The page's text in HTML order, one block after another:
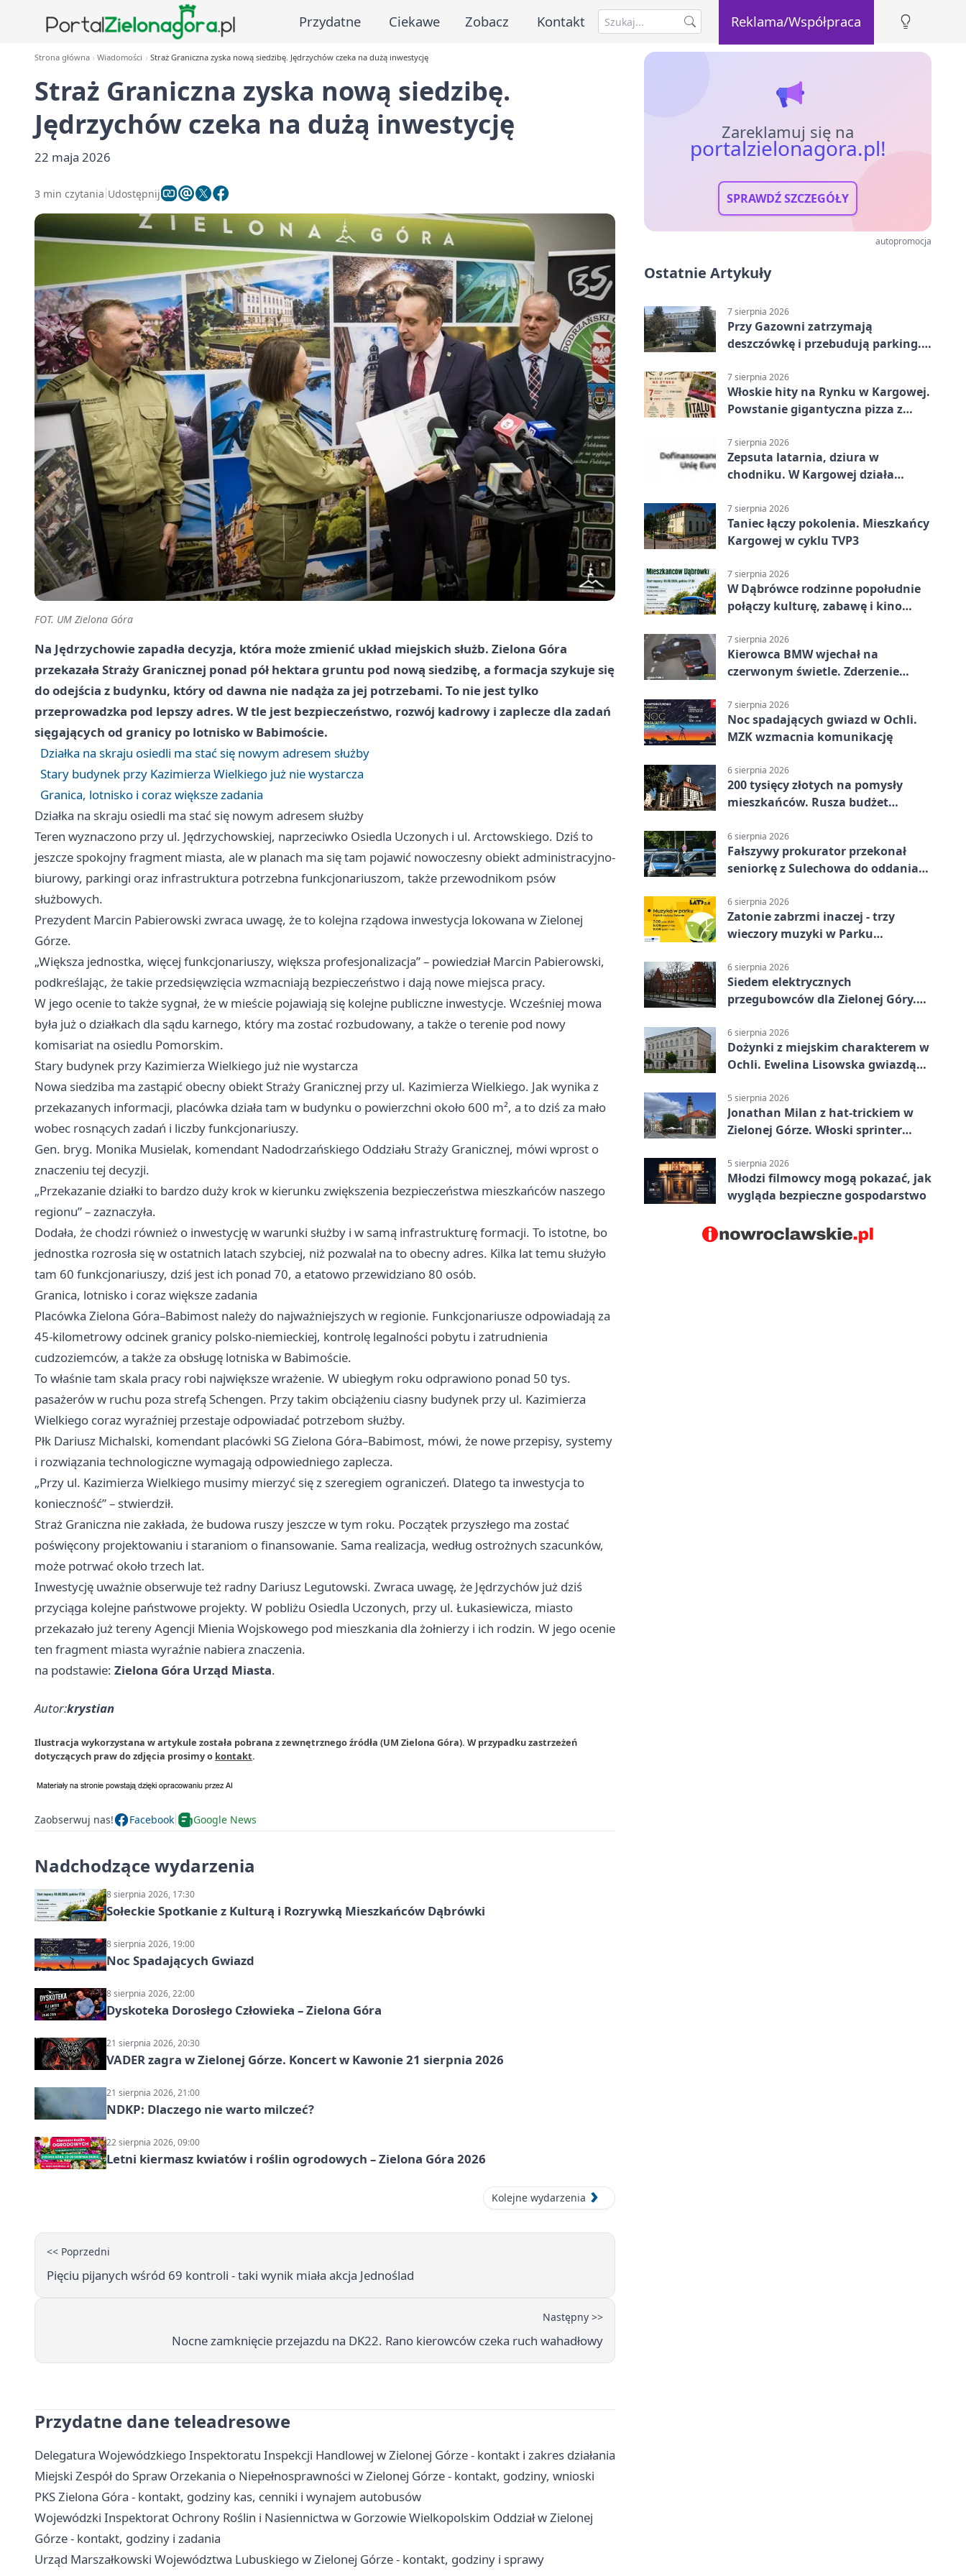
Przydatne Ciekawe Zobacz Kontakt Reklama/Współpraca
Strona główna Wiadomości Straż Graniczna zyska nową siedzibę. Jędrzychów czeka na dużą inwestycję
Straż Graniczna zyska nową siedzibę.
Jędrzychów czeka na dużą inwestycję
22 maja 2026
3 min czytania Udostępnij
FOT. UM Zielona Góra
Na Jędrzychowie zapadła decyzja, która może zmienić układ miejskich służb. Zielona Góra
przekazała Straży Granicznej ponad pół hektara gruntu pod nową siedzibę, a formacja szykuje się
do odejścia z budynku, który od dawna nie nadąża za jej potrzebami. To nie jest tylko
przeprowadzka pod lepszy adres. W tle jest bezpieczeństwo, rozwój kadrowy i zaplecze dla zadań
sięgających od granicy po lotnisko w Babimoście.
Działka na skraju osiedli ma stać się nowym adresem służby
Stary budynek przy Kazimierza Wielkiego już nie wystarcza
Granica, lotnisko i coraz większe zadania
Działka na skraju osiedli ma stać się nowym adresem służby
Teren wyznaczono przy ul. Jędrzychowskiej, naprzeciwko Osiedla Uczonych i ul. Arctowskiego. Dziś to
jeszcze spokojny fragment miasta, ale w planach ma się tam pojawić nowoczesny obiekt administracyjno-
biurowy, parkingi oraz infrastruktura potrzebna funkcjonariuszom, także przewodnikom psów
służbowych.
Prezydent Marcin Pabierowski zwraca uwagę, że to kolejna rządowa inwestycja lokowana w Zielonej
Górze.
„Większa jednostka, więcej funkcjonariuszy, większa profesjonalizacja” – powiedział Marcin Pabierowski,
podkreślając, że takie przedsięwzięcia wzmacniają bezpieczeństwo i dają nowe miejsca pracy.
W jego ocenie to także sygnał, że w mieście pojawiają się kolejne publiczne inwestycje. Wcześniej mowa
była już o działkach dla sądu karnego, który ma zostać rozbudowany, a także o terenie pod nowy
komisariat na osiedlu Pomorskim.
Stary budynek przy Kazimierza Wielkiego już nie wystarcza
Nowa siedziba ma zastąpić obecny obiekt Straży Granicznej przy ul. Kazimierza Wielkiego. Jak wynika z
przekazanych informacji, placówka działa tam w budynku o powierzchni około 600 m², a to dziś za mało
wobec rosnących zadań i liczby funkcjonariuszy.
Gen. bryg. Monika Musielak, komendant Nadodrzańskiego Oddziału Straży Granicznej, mówi wprost o
znaczeniu tej decyzji.
„Przekazanie działki to bardzo duży krok w kierunku zwiększenia bezpieczeństwa mieszkańców naszego
regionu” – zaznaczyła.
Dodała, że chodzi również o inwestycję w warunki służby i w samą infrastrukturę formacji. To istotne, bo
jednostka rozrosła się w ostatnich latach szybciej, niż pozwalał na to obecny adres. Kilka lat temu służyło
tam 60 funkcjonariuszy, dziś jest ich ponad 70, a etatowo przewidziano 80 osób.
Granica, lotnisko i coraz większe zadania
Placówka Zielona Góra–Babimost należy do najważniejszych w regionie. Funkcjonariusze odpowiadają za
45-kilometrowy odcinek granicy polsko-niemieckiej, kontrolę legalności pobytu i zatrudnienia
cudzoziemców, a także za obsługę lotniska w Babimoście.
To właśnie tam skala pracy robi największe wrażenie. W ubiegłym roku odprawiono ponad 50 tys.
pasażerów w ruchu poza strefą Schengen. Przy takim obciążeniu ciasny budynek przy ul. Kazimierza
Wielkiego coraz wyraźniej przestaje odpowiadać potrzebom służby.
Płk Dariusz Michalski, komendant placówki SG Zielona Góra–Babimost, mówi, że nowe przepisy, systemy
i rozwiązania technologiczne wymagają odpowiedniego zaplecza.
„Przy ul. Kazimierza Wielkiego musimy mierzyć się z szeregiem ograniczeń. Dlatego ta inwestycja to
konieczność” – stwierdził.
Straż Graniczna nie zakłada, że budowa ruszy jeszcze w tym roku. Początek przyszłego ma zostać
poświęcony projektowaniu i staraniom o finansowanie. Sama realizacja, według ostrożnych szacunków,
może potrwać około trzech lat.
Inwestycję uważnie obserwuje też radny Dariusz Legutowski. Zwraca uwagę, że Jędrzychów już dziś
przyciąga kolejne państwowe projekty. W pobliżu Osiedla Uczonych, przy ul. Łukasiewicza, miasto
przekazało już tereny Agencji Mienia Wojskowego pod mieszkania dla żołnierzy i ich rodzin. W jego ocenie
ten fragment miasta wyraźnie nabiera znaczenia.
na podstawie: Zielona Góra Urząd Miasta.
Autor:krystian
Ilustracja wykorzystana w artykule została pobrana z zewnętrznego źródła (UM Zielona Góra). W przypadku zastrzeżeń
dotyczących praw do zdjęcia prosimy o kontakt.
Zaobserwuj nas! Facebook Google News
Nadchodzące wydarzenia
8 sierpnia 2026, 17:30
Sołeckie Spotkanie z Kulturą i Rozrywką Mieszkańców Dąbrówki
8 sierpnia 2026, 19:00
Noc Spadających Gwiazd
8 sierpnia 2026, 22:00
Dyskoteka Dorosłego Człowieka – Zielona Góra
21 sierpnia 2026, 20:30
VADER zagra w Zielonej Górze. Koncert w Kawonie 21 sierpnia 2026
21 sierpnia 2026, 21:00
NDKP: Dlaczego nie warto milczeć?
22 sierpnia 2026, 09:00
Letni kiermasz kwiatów i roślin ogrodowych – Zielona Góra 2026
Kolejne wydarzenia
<< Poprzedni
Pięciu pijanych wśród 69 kontroli - taki wynik miała akcja Jednoślad
Następny >>
Nocne zamknięcie przejazdu na DK22. Rano kierowców czeka ruch wahadłowy
Przydatne dane teleadresowe
Delegatura Wojewódzkiego Inspektoratu Inspekcji Handlowej w Zielonej Górze - kontakt i zakres działania
Miejski Zespół do Spraw Orzekania o Niepełnosprawności w Zielonej Górze - kontakt, godziny, wnioski
PKS Zielona Góra - kontakt, godziny kas, cenniki i wynajem autobusów
Wojewódzki Inspektorat Ochrony Roślin i Nasiennictwa w Gorzowie Wielkopolskim Oddział w Zielonej
Górze - kontakt, godziny i zadania
Urząd Marszałkowski Województwa Lubuskiego w Zielonej Górze - kontakt, godziny i sprawy
Zareklamuj się na
portalzielonagora.pl!
SPRAWDŹ SZCZEGÓŁY
autopromocja
Ostatnie Artykuły
7 sierpnia 2026
Przy Gazowni zatrzymają
deszczówkę i przebudują parking.
7 sierpnia 2026
Włoskie hity na Rynku w Kargowej.
Powstanie gigantyczna pizza z
7 sierpnia 2026
Zepsuta latarnia, dziura w
chodniku. W Kargowej działa
7 sierpnia 2026
Taniec łączy pokolenia. Mieszkańcy
Kargowej w cyklu TVP3
7 sierpnia 2026
W Dąbrówce rodzinne popołudnie
połączy kulturę, zabawę i kino
7 sierpnia 2026
Kierowca BMW wjechał na
czerwonym świetle. Zderzenie
7 sierpnia 2026
Noc spadających gwiazd w Ochli.
MZK wzmacnia komunikację
6 sierpnia 2026
200 tysięcy złotych na pomysły
mieszkańców. Rusza budżet
6 sierpnia 2026
Fałszywy prokurator przekonał
seniorkę z Sulechowa do oddania
6 sierpnia 2026
Zatonie zabrzmi inaczej - trzy
wieczory muzyki w Parku
6 sierpnia 2026
Siedem elektrycznych
przegubowców dla Zielonej Góry.
6 sierpnia 2026
Dożynki z miejskim charakterem w
Ochli. Ewelina Lisowska gwiazdą
5 sierpnia 2026
Jonathan Milan z hat-trickiem w
Zielonej Górze. Włoski sprinter
5 sierpnia 2026
Młodzi filmowcy mogą pokazać, jak
wygląda bezpieczne gospodarstwo